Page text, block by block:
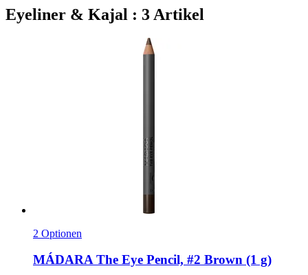
Eyeliner & Kajal : 3 Artikel
2 Optionen
MÁDARAThe Eye Pencil, #2 Brown (1 g)